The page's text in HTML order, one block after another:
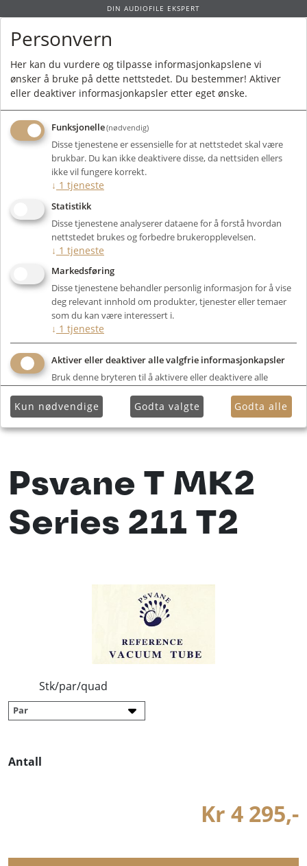
DIN AUDIOFILE EKSPERT
Forside / Produkter / Effektrør 211 / Psvane T MK2 Series 211 T2
Psvane T MK2
Series 211 T2
Stk/par/quad
Antall
Kr 4 295,-
Personvern
Her kan du vurdere og tilpasse informasjonkapslene vi
ønsker å bruke på dette nettstedet. Du bestemmer! Aktiver
eller deaktiver informasjonkapsler etter eget ønske.
Funksjonelle(nødvendig)
Disse tjenestene er essensielle for at nettstedet skal være
brukbar. Du kan ikke deaktivere disse, da nettsiden ellers
ikke vil fungere korrekt.
↓ 1 tjeneste
Statistikk
Disse tjenestene analyserer dataene for å forstå hvordan
nettstedet brukes og forbedre brukeropplevelsen.
↓ 1 tjeneste
Markedsføring
Disse tjenestene behandler personlig informasjon for å vise
deg relevant innhold om produkter, tjenester eller temaer
som du kan være interessert i.
↓ 1 tjeneste
Aktiver eller deaktiver alle valgfrie informasjonkapsler
Bruk denne bryteren til å aktivere eller deaktivere alle
Kun nødvendige Godta valgte Godta alle